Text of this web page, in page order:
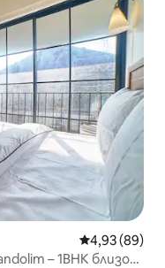
Средна
4,93 (89)
– 1BHK близо